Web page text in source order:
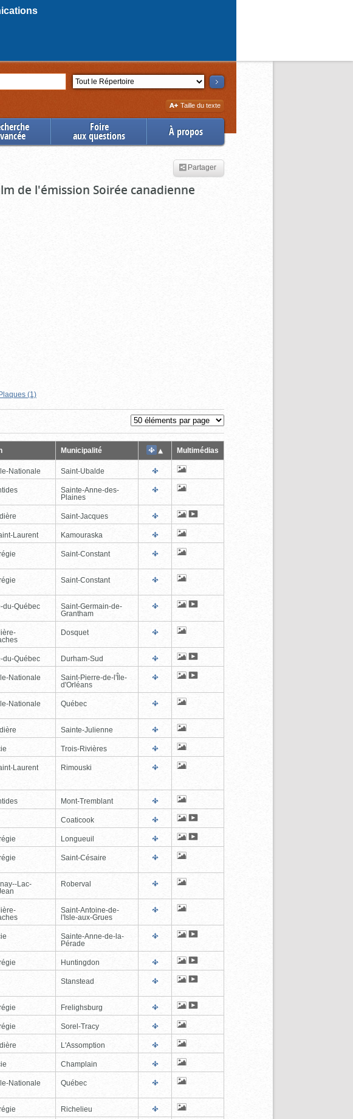
Section
Augmenter
la
Taille du texte
Foire
aux questions À propos
Partager
de l'émission Soirée canadienne
Plaques (1)
Municipalité Multimédias
Nationale Saint-Ubalde
Sainte-Anne-des-
Plaines
Saint-Jacques
Laurent Kamouraska
Saint-Constant
Saint-Constant
du-Québec
Saint-Germain-de-
Grantham
Dosquet
du-Québec Durham-Sud
Nationale
Saint-Pierre-de-l'Île-
d'Orléans
Nationale Québec
Sainte-Julienne
Trois-Rivières
Laurent Rimouski
Mont-Tremblant
Coaticook
Longueuil
Saint-Césaire
Lac-
Roberval
Saint-Antoine-de-
l'Isle-aux-Grues
Sainte-Anne-de-la-
Pérade
Huntingdon
Stanstead
Frelighsburg
Sorel-Tracy
L'Assomption
Champlain
Nationale Québec
Richelieu